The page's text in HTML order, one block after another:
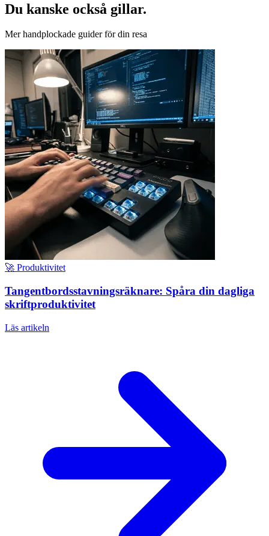
Du kanske också gillar.
Mer handplockade guider för din resa
🚀 Produktivitet
Tangentbordsstavningsräknare: Spåra din dagliga
skriftproduktivitet
Läs artikeln